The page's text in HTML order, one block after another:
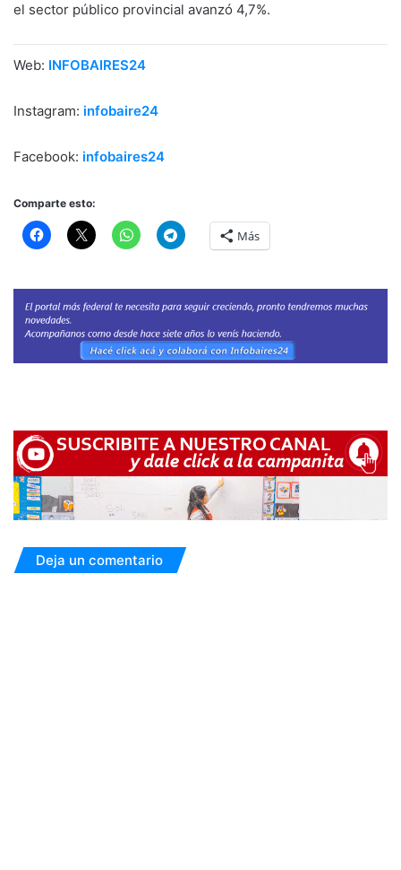
el sector público provincial avanzó 4,7%.
Web: INFOBAIRES24
Instagram: infobaire24
Facebook: infobaires24
Comparte esto:
Más
Deja un comentario